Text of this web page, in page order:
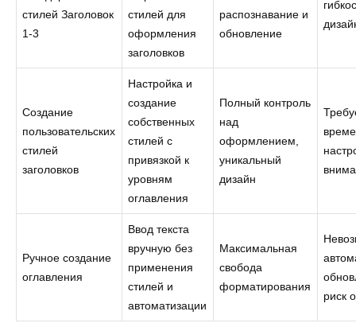
стилей Заголовок
1-3
стилей для
оформления
заголовков
распознавание и
обновление
Создание
пользовательских
стилей
заголовков
Настройка и
создание
собственных
стилей с
привязкой к
уровням
оглавления
Полный контроль
над
оформлением,
уникальный
дизайн
Ручное создание
оглавления
Ввод текста
вручную без
применения
стилей и
автоматизации
Максимальная
свобода
форматирования
риск